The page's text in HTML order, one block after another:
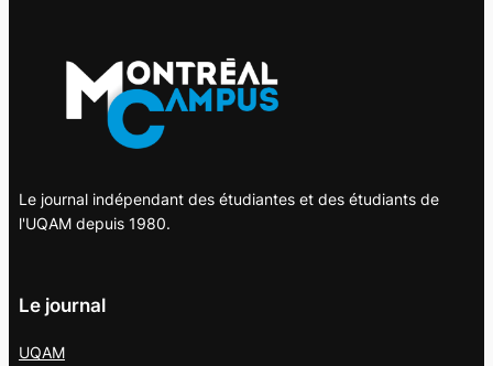
Le journal indépendant des étudiantes et des étudiants de
l'UQAM depuis 1980.
Le journal
UQAM